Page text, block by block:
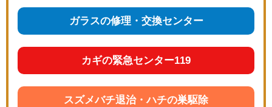
ガラスの修理・交換センター
カギの緊急センター119
スズメバチ退治・ハチの巣駆除